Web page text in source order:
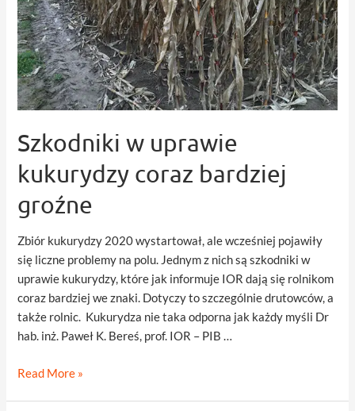
Szkodniki w uprawie
kukurydzy coraz bardziej
groźne
Zbiór kukurydzy 2020 wystartował, ale wcześniej pojawiły
się liczne problemy na polu. Jednym z nich są szkodniki w
uprawie kukurydzy, które jak informuje IOR dają się rolnikom
coraz bardziej we znaki. Dotyczy to szczególnie drutowców, a
także rolnic. Kukurydza nie taka odporna jak każdy myśli Dr
hab. inż. Paweł K. Bereś, prof. IOR – PIB …
Szkodniki
Read More »